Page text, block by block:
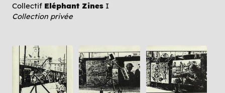
Collectif Eléphant Zines I
Collection privée